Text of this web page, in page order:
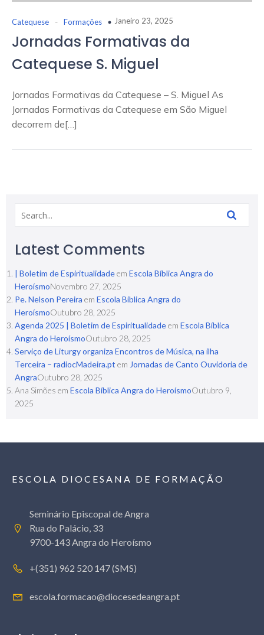
Catequese - Formações Janeiro 23, 2025
Jornadas Formativas da
Catequese S. Miguel
Jornadas Formativas da Catequese – S. Miguel As
Jornadas Formativas da Catequese em São Miguel
decorrem de[…]
Latest Comments
| Boletim de Espiritualidadeem Escola Bíblica Angra do
HeroísmoNovembro 27, 2025
Pe. Nelson Pereira em Escola Bíblica Angra do
HeroísmoOutubro 28, 2025
Agenda 2025 | Boletim de Espiritualidadeem Escola Bíblica
Angra do HeroísmoOutubro 28, 2025
Serviço de Liturgy organiza Encontros de Música, na ilha
Terceira – radiocMadeira.pt em Jornadas de Canto Ouvidoria de
AngraOutubro 28, 2025
Ana Simões em Escola Bíblica Angra do HeroísmoOutubro 9,
2025
ESCOLA DIOCESANA DE FORMAÇÃO
Seminário Episcopal de Angra
Rua do Palácio, 33
9700-143 Angra do Heroísmo
+(351) 962 520 147 (SMS)
escola.formacao@diocesedeangra.pt